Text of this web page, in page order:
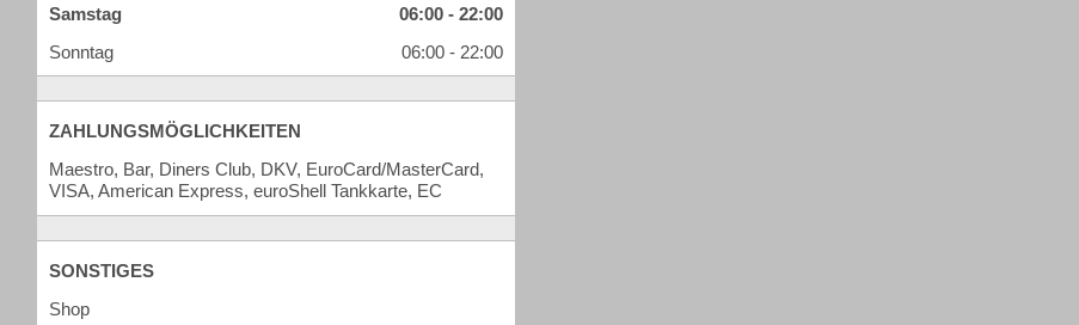
Samstag
06:00 - 22:00
Sonntag
06:00 - 22:00
ZAHLUNGSMÖGLICHKEITEN
Maestro, Bar, Diners Club, DKV, EuroCard/MasterCard,
VISA, American Express, euroShell Tankkarte, EC
SONSTIGES
Shop